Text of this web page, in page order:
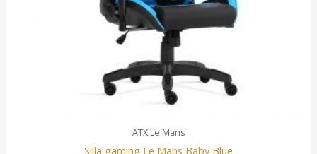
ATX Le Mans
Silla gaming Le Mans Baby Blue